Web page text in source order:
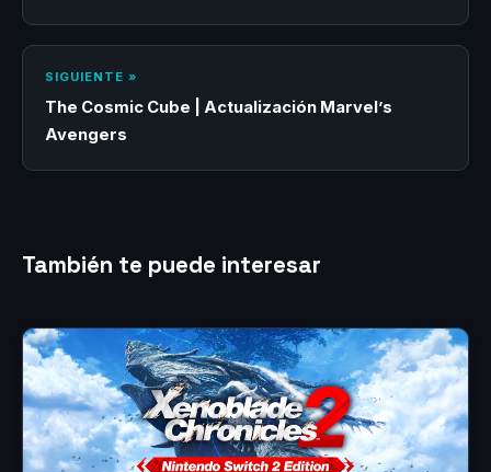
SIGUIENTE »
The Cosmic Cube | Actualización Marvel’s
Avengers
También te puede interesar